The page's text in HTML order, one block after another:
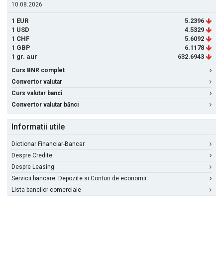
10.08.2026
1 EUR
5.2396
1 USD
4.5329
1 CHF
5.6092
1 GBP
6.1178
1 gr. aur
632.6943
Curs BNR complet
Convertor valutar
Curs valutar banci
Convertor valutar bănci
Informatii utile
Dictionar Financiar-Bancar
Despre Credite
Despre Leasing
Servicii bancare: Depozite si Conturi de economii
Lista bancilor comerciale